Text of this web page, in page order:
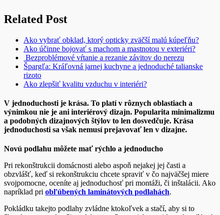
Related Post
Ako vybrať obklad, ktorý opticky zväčší malú kúpeľňu?
Ako účinne bojovať s machom a mastnotou v exteriéri?
Bezproblémové vŕtanie a rezanie závitov do nerezu
Špargľa: Kráľovná jarnej kuchyne a jednoduché talianske
rizoto
Ako zlepšiť kvalitu vzduchu v interiéri?
V jednoduchosti je krása. To platí v rôznych oblastiach a
výnimkou nie je ani interiérový dizajn. Popularita minimalizmu
a podobných dizajnových štýlov to len dosvedčuje. Krása
jednoduchosti sa však nemusí prejavovať len v dizajne.
Novú podlahu môžete mať rýchlo a jednoducho
Pri rekonštrukcii domácnosti alebo aspoň nejakej jej časti a
obzvlášť, keď si rekonštrukciu chcete spraviť v čo najväčšej miere
svojpomocne, oceníte aj jednoduchosť pri montáži, či inštalácii. Ako
napríklad pri obľúbených laminátových podlahách.
Pokládku takejto podlahy zvládne ktokoľvek a stačí, aby si to